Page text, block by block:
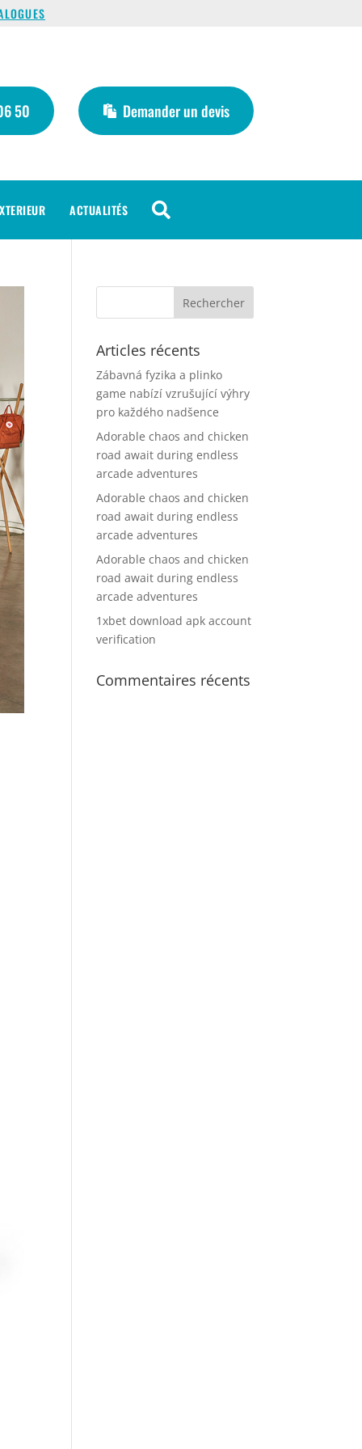
50 Demander un devis
ACTUALITÉS 
Articles récents
Zábavná fyzika a plinko
game nabízí vzrušující výhry
pro každého nadšence
Adorable chaos and chicken
road await during endless
arcade adventures
Adorable chaos and chicken
road await during endless
arcade adventures
Adorable chaos and chicken
road await during endless
arcade adventures
1xbet download apk account
verification
Commentaires récents